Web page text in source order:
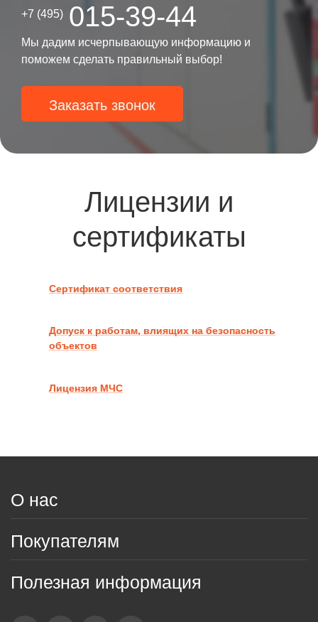
+7 (495) 015-39-44
Мы дадим исчерпывающую информацию и
поможем сделать правильный выбор!
Заказать звонок
Лицензии и
сертификаты
Сертификат соответствия
Допуск к работам, влиящих на безопасность
объектов
Лицензия МЧС
О нас
Покупателям
Полезная информация